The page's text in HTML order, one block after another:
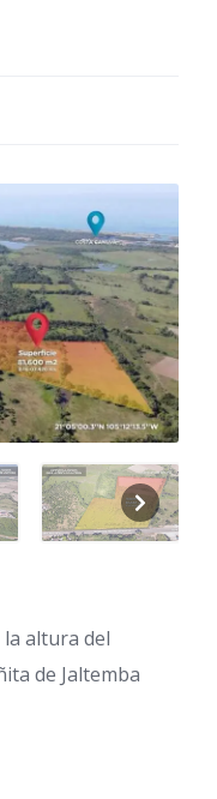
altura del
de Jaltemba